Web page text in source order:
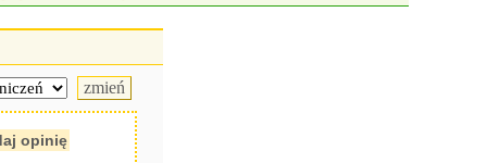
opinię